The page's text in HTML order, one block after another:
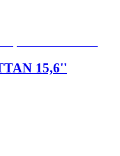
15,6''